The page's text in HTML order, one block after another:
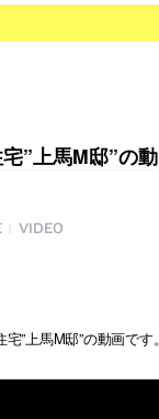
”上馬M邸”の動
VIDEO
”上馬M邸”の動画です。